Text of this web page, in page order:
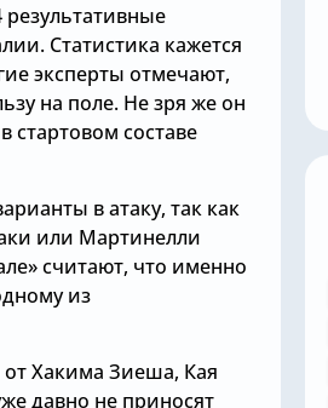
результативные
Статистика кажется
эксперты отмечают,
на поле. Не зря же он
стартовом составе
в атаку, так как
или Мартинелли
считают, что именно
из
от Хакима Зиеша, Кая
давно не приносят